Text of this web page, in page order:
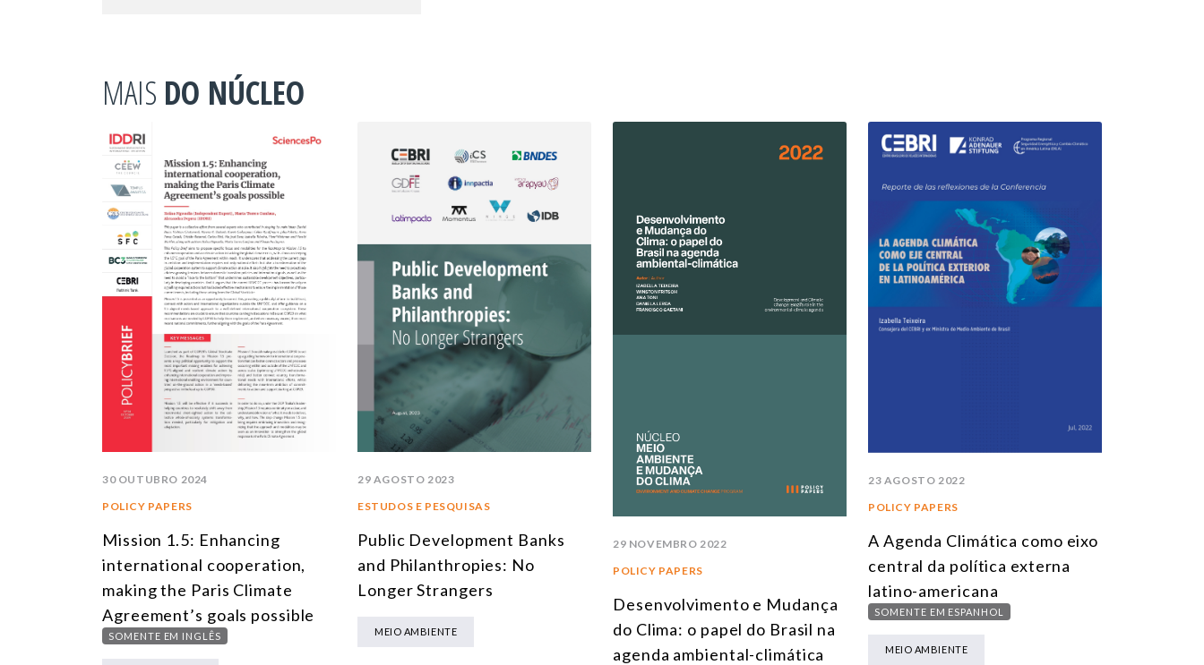
MAIS DO NÚCLEO
30 OUTUBRO 2024
POLICY PAPERS
Mission 1.5: Enhancing
international cooperation,
making the Paris Climate
Agreement’s goals possible
SOMENTE EM INGLÊS
29 AGOSTO 2023
ESTUDOS E PESQUISAS
Public Development Banks
and Philanthropies: No
Longer Strangers
MEIO AMBIENTE
29 NOVEMBRO 2022
POLICY PAPERS
Desenvolvimento e Mudança
do Clima: o papel do Brasil na
agenda ambiental-climática
23 AGOSTO 2022
POLICY PAPERS
A Agenda Climática como eixo
central da política externa
latino-americana
SOMENTE EM ESPANHOL
MEIO AMBIENTE